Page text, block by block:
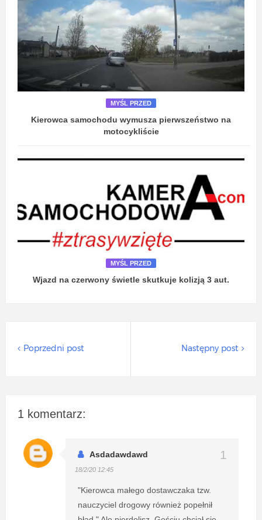
MYŚL PRZED
Kierowca samochodu wymusza pierwszeństwo na
motocykliście
MYŚL PRZED
Wjazd na czerwony świetle skutkuje kolizją 3 aut.
Następny post
Poprzedni post
1 komentarz:
Asdadawdawd
18/2/20 12:45
"Kierowca małego dostawczaka tzw.
nauczyciel drogowy również popełnił